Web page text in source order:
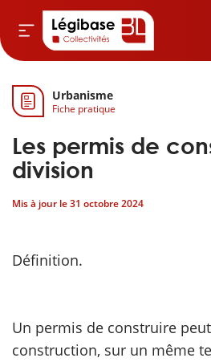
& Cimetières
& Élu local
& Finances locales
Urbanisme
Fiche pratique
Les permis de
division
Mis à jour le31 octobre 2024
Définition.
Un permis de construire
construction, sur un même